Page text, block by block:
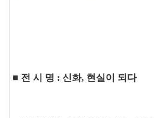
■ 전 시 명 : 신화, 현실이 되다